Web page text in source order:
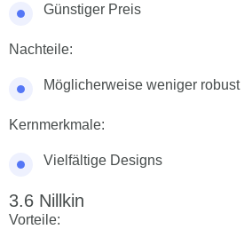
Günstiger Preis
Nachteile:
Möglicherweise weniger robust
Kernmerkmale:
Vielfältige Designs
Nillkin
Vorteile: